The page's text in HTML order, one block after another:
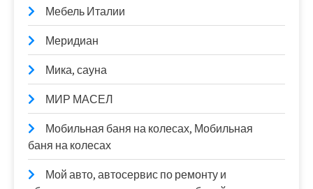
Мебель Италии
Меридиан
Мика, сауна
МИР МАСЕЛ
Мобильная баня на колесах, Мобильная
баня на колесах
Мой авто, автосервис по ремонту и